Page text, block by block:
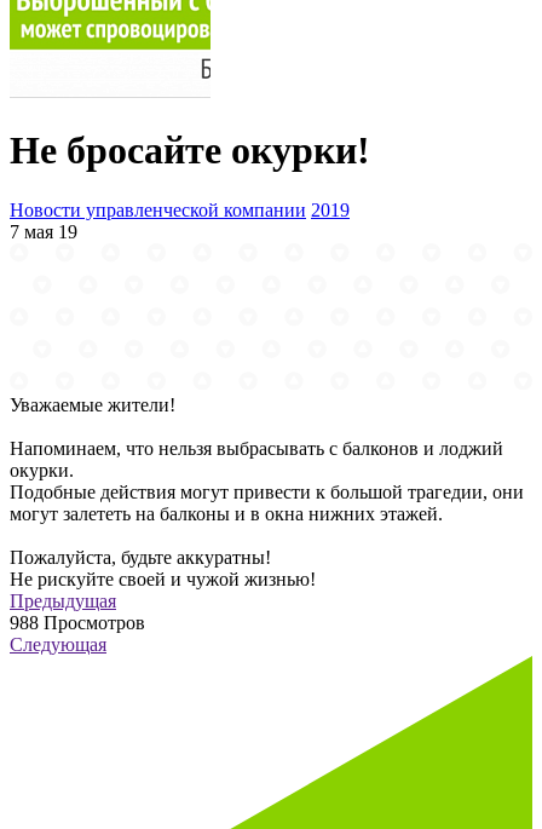
Не бросайте окурки!
Новости управленческой компании 2019
7 мая 19
Уважаемые жители!
Напоминаем, что нельзя выбрасывать с балконов и лоджий
окурки.
Подобные действия могут привести к большой трагедии, они
могут залететь на балконы и в окна нижних этажей.
Пожалуйста, будьте аккуратны!
Не рискуйте своей и чужой жизнью!
Предыдущая
988 Просмотров
Следующая